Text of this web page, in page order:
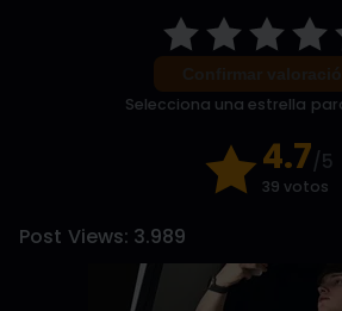
Selecciona una estrella
4.7/5
39 votos
Post Views: 3.989